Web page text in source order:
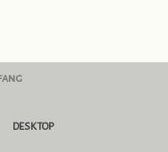
DESKTOP